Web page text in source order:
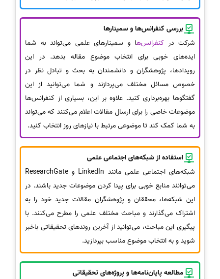
بررسی کنفرانس‌ها و سمینارها
شرکت در کنفرانس‌ها و سمینارهای علمی می‌تواند به شما
ایده‌های خوبی برای انتخاب موضوع مقاله بدهد. در این
رویدادها، پژوهشگران و دانشمندان به بحث و تبادل نظر در
خصوص مسائل مختلف می‌پردازند و شما می‌توانید از این
گفتگوها بهره‌برداری کنید. علاوه بر این، بسیاری از کنفرانس‌ها
موضوعات خاصی را برای ارسال مقالات اعلام می‌کنند که می‌تواند
به شما کمک کند تا موضوعی مرتبط با نیازهای روز انتخاب کنید.
استفاده از شبکه‌های اجتماعی علمی
شبکه‌های اجتماعی علمی مانند LinkedIn و ResearchGate
می‌توانند منابع خوبی برای پیدا کردن موضوعات جدید باشند. در
این شبکه‌ها، محققان و پژوهشگران مقالات جدید خود را به
اشتراک می‌گذارند و مباحث مختلف علمی را مطرح می‌کنند. با
پیگیری این مباحث، می‌توانید از آخرین روندهای تحقیقاتی باخبر
شوید و به انتخاب موضوع مناسب بپردازید.
مطالعه پایان‌نامه‌ها و پروژه‌های تحقیقاتی